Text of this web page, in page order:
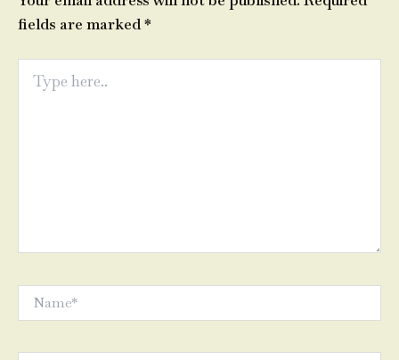
fields are marked*
here..